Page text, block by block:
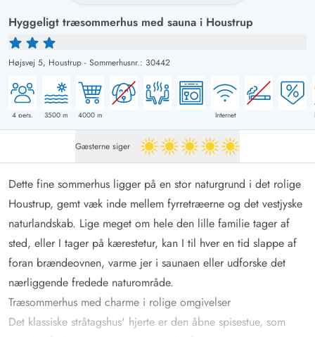
Hyggeligt træsommerhus med sauna i Houstrup
Højsvej 5, Houstrup - Sommerhusnr.: 30442
4 pers. 3500 m 4000m Internet
Gæsterne siger 5 ud af 5
Dette fine sommerhus ligger på en stor naturgrund i det rolige
Houstrup, gemt væk inde mellem fyrretræerne og det vestjyske
naturlandskab. Lige meget om hele den lille familie tager af
sted, eller I tager på kærestetur, kan I til hver en tid slappe af
foran brændeovnen, varme jer i saunaen eller udforske det
nærliggende fredede naturområde.
Træsommerhus med charme i rolige omgivelser
Det klassiske stråtagshus' hjerte er den åbne spisestue, som